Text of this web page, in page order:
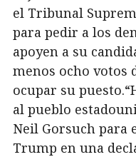
el Tribunal
para pedir a los
apoyen a su
menos ocho votos
ocupar su
al pueblo
Neil Gorsuch para
Trump en una